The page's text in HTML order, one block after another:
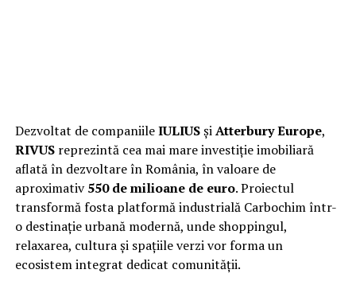
Dezvoltat de companiileIULIUSșiAtterbury Europe,
RIVUSreprezintă cea mai mare investiție imobiliară
aflată în dezvoltare în România, în valoare de
aproximativ550 de milioane de euro. Proiectul
transformă fosta platformă industrială Carbochim într-
o destinație urbană modernă, unde shoppingul,
relaxarea, cultura și spațiile verzi vor forma un
ecosistem integrat dedicat comunității.